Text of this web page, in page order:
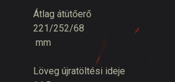
Átlag átütőerő
221/252/68
mm
Löveg újratöltési ideje